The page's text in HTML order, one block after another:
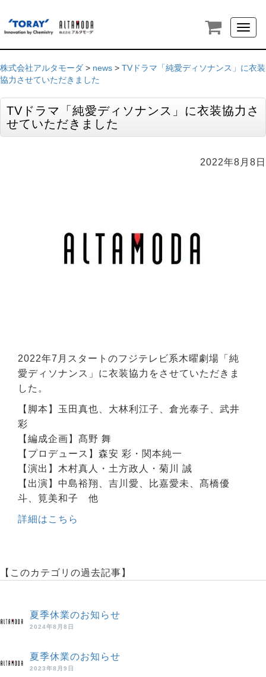
株式会社アルタモーダ > news > TVドラマ「純愛ディソナンス」に衣装
協力させていただきました
TVドラマ「純愛ディソナンス」に衣装協力さ
せていただきました
2022年8月8日
2022年7月スタートのフジテレビ系木曜劇場「純
愛ディソナンス」に衣装協力をさせていただきま
した。
【脚本】玉田真也、大林利江子、倉光泰子、武井
彩
【編成企画】髙野 舞
【プロデュース】森安 彩・関本純一
【演出】木村真人・土方政人・菊川 誠
【出演】中島裕翔、吉川愛、比嘉愛未、髙橋優
斗、筧美和子 他
詳細はこちら
【このカテゴリの過去記事】
夏季休業のお知らせ
2024年8月8日
夏季休業のお知らせ
2023年8月9日